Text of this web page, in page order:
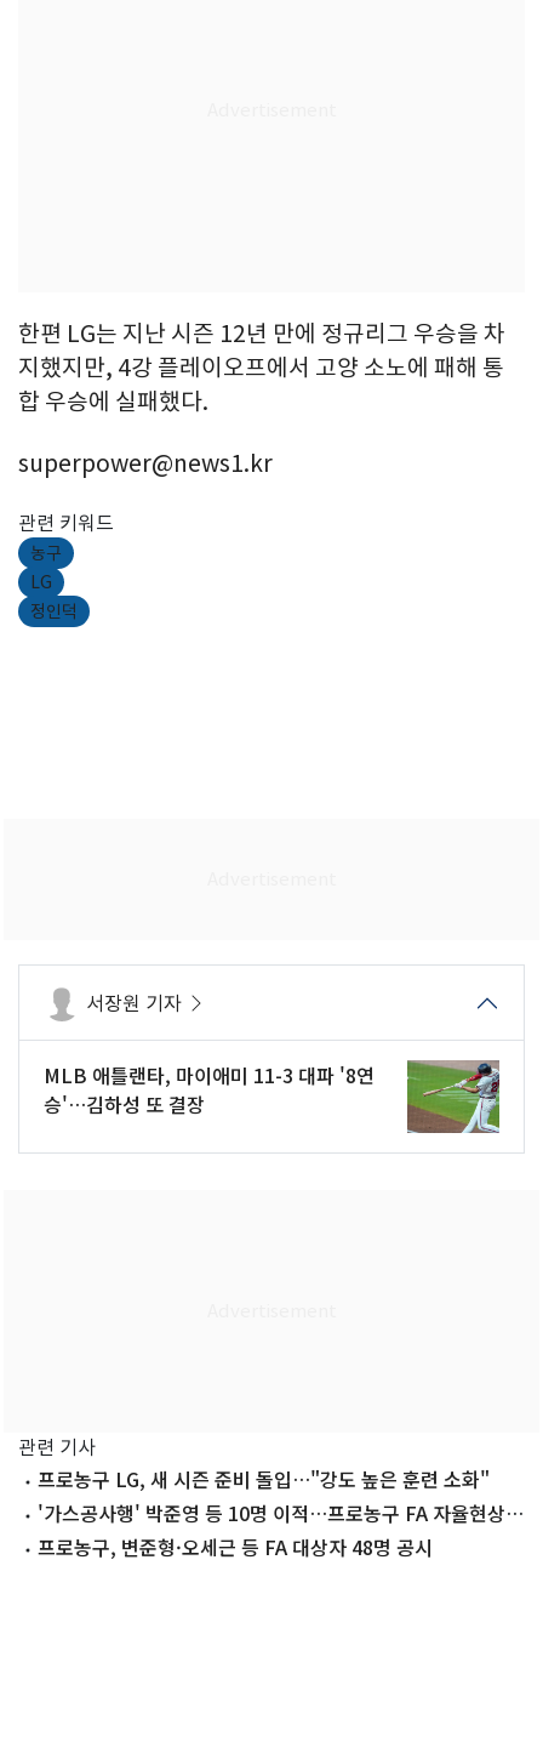
한편 LG는 지난 시즌 12년 만에 정규리그 우승을 차
지했지만, 4강 플레이오프에서 고양 소노에 패해 통
합 우승에 실패했다.
superpower@news1.kr
관련 키워드
농구
LG
정인덕
서장원 기자
MLB 애틀랜타, 마이애미 11-3 대파 '8연
승'…김하성 또 결장
관련 기사
프로농구 LG, 새 시즌 준비 돌입…"강도 높은 훈련 소화"
'가스공사행' 박준영 등 10명 이적…프로농구 FA 자율현상
마감프로농구, 변준형·오세근 등 FA 대상자 48명 공시